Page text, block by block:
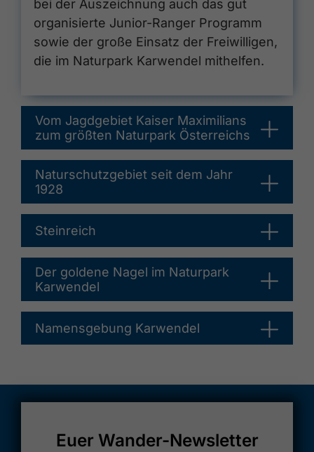
bei der Auszeichnung auch das gut
organisierte Junior-Ranger Programm
sowie der große Einsatz der Freiwilligen,
die im Naturpark Karwendel mithelfen.
Vom Jagdgebiet Kaiser Maximilians
zum größten Naturpark Österreichs
Naturschutzgebiet seit dem Jahr
1928
Steinreich
Der goldene Nagel im Naturpark
Karwendel
Namensgebung Karwendel
Euer Wander-Newsletter